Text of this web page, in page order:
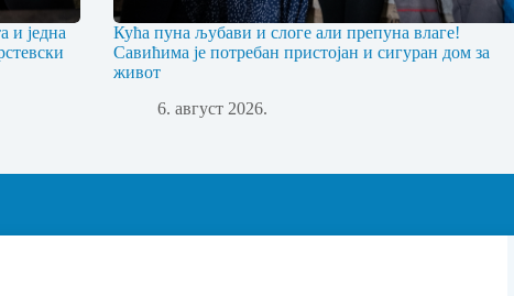
и једна
Кућа пуна љубави и слоге али препуна влаге!
Савићима је потребан пристојан и сигуран дом за
живот
6. август 2026.